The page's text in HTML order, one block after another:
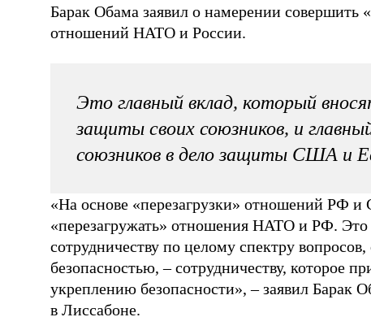
Барак Обама заявил о намерении совершить
отношений НАТО и России.
Это главный вклад, который
защиты своих союзников, и
союзников в дело защиты США и
«На основе «перезагрузки» отношений РФ
«перезагружать» отношения НАТО и РФ. Это
сотрудничеству по целому спектру вопросов,
безопасностью, – сотрудничеству, которое
укреплению безопасности», – заявил Барак
в Лиссабоне.